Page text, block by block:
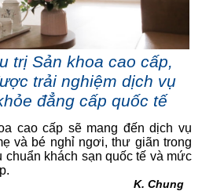
trị Sản khoa cao cấp,
trải nghiệm dịch vụ
đẳng cấp quốc tế
cao cấp sẽ mang đến dịch vụ
và bé nghỉ ngơi, thư giãn trong
chuẩn khách sạn quốc tế và mức
K. Chung